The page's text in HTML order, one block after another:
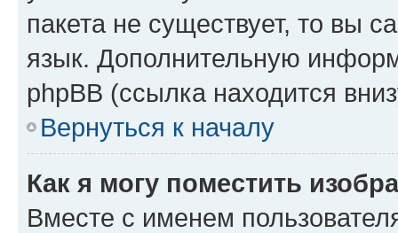
пакета не существует, то вы
язык. Дополнительную
phpBB (ссылка находится
Вернуться к началу
Как я могу поместить
Вместе с именем